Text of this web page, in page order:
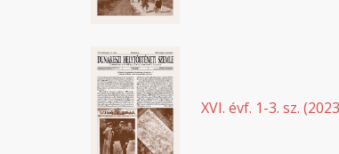
XVI. évf. 1-3. sz.